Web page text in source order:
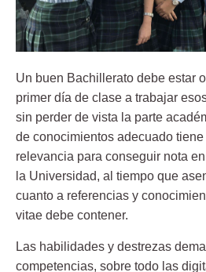
Un buen Bachillerato debe estar
primer día de clase a trabajar
sin perder de vista la parte
de conocimientos adecuado
relevancia para conseguir nota
la Universidad, al tiempo que
cuanto a referencias y
vitae debe contener.
Las habilidades y destrezas
competencias, sobre todo las